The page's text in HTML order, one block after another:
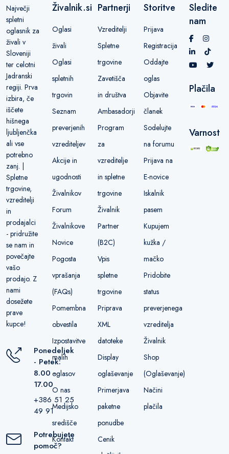
Največji
spletni
oglasnik za
živali v
Sloveniji
ter celotni
Jadranski
regiji. Prva
izbira, če
iščete
hišnega
ljubljenčka
ali vse
potrebno
zanj. |
Spletne
trgovine,
vzreditelji
in
prodajalci
- pridružite
se nam in
povečajte
vašo
prodajo. Z
nami
dosežete
prave
kupce!
Ponedeljek
- Petek:
8.00 -
17.00
+386 51 25
49 91
Potrebujete
pomoč?
Živalnik.si
Oglasi
živali
Oglasi
spletnih
trgovin
Seznam
preverjenih
vzrediteljev
Akcije in
ugodnosti
Živalnikov
Forum
Živalnikove
Novice
Pogosta
vprašanja
(FAQs)
Pomembna
obvestila
Izpostavitve
malih
oglasov
O nas
Medijsko
središče
Kontakt
Partnerji
Vzreditelji
Spletne
trgovine
Zavetišča
in društva
Ambasadorji
Program
za
vzreditelje
in spletne
trgovine
Živalnik
Partner
(B2C)
Vpis
spletne
trgovine
Priprava
XML
datoteke
Display
oglaševanje
Primerjava
paketne
ponudbe
Cenik
Storitve
Prijava
Registracija
Oddajte
oglas
Objavite
članek
Sodelujte
na forumu
Prijava na
E-novice
Iskalnik
pasem
Kupujem
kužka /
mačko
Pridobite
status
preverjenega
vzreditelja
Živalnik
Shop
(Oglaševanje)
Načini
plačila
Sledite
nam
Plačila
Varnost